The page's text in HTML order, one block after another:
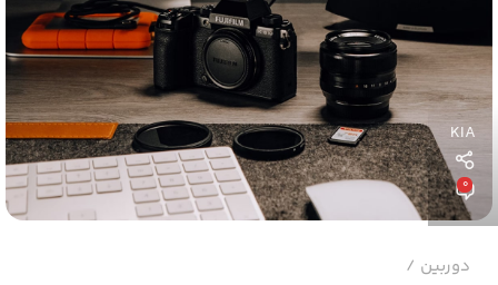
KIA
0
دوربین